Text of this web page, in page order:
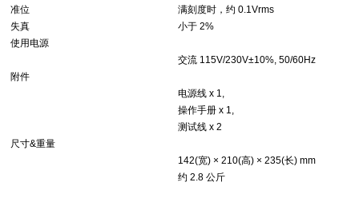
准位
满刻度时，约 0.1Vrms
失真
小于 2%
使用电源
交流 115V/230V±10%, 50/60Hz
附件
电源线 x 1,
操作手册 x 1,
测试线 x 2
尺寸&重量
142(宽) × 210(高) × 235(长) mm
约 2.8 公斤